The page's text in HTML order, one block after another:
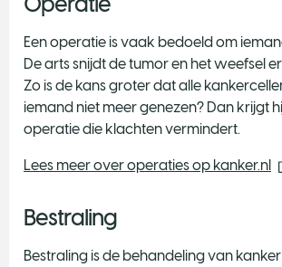
Een operatie is vaak bedoeld om
De arts snijdt de tumor en het weefsel
Zo is de kans groter dat alle
iemand niet meer genezen? Dan krijgt
operatie die klachten vermindert.
Lees meer over operaties op kanker.nl
Bestraling
Bestraling is de behandeling van